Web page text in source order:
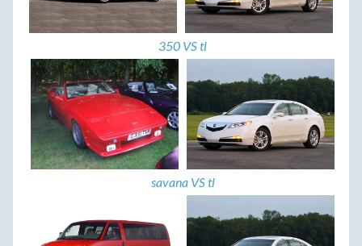
350 VS tl
savana VS tl